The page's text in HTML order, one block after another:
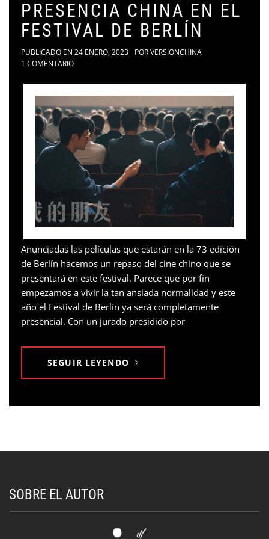
PRESENCIA CHINA EN EL
FESTIVAL DE BERLÍN
PUBLICADO EN 24 ENERO, 2023 PORVERSIONCHINA
1 COMENTARIO
Anunciadas las películas que estarán en la 73 edición
de Berlín hacemos un repaso del cine chino que se
presentará en este festival. Parece que por fin
empezamos a vivir la tan ansiada normalidad y este
año el Festival de Berlín ya será completamente
presencial. Con un jurado presidido por
SEGUIR LEYENDO
SOBRE EL AUTOR